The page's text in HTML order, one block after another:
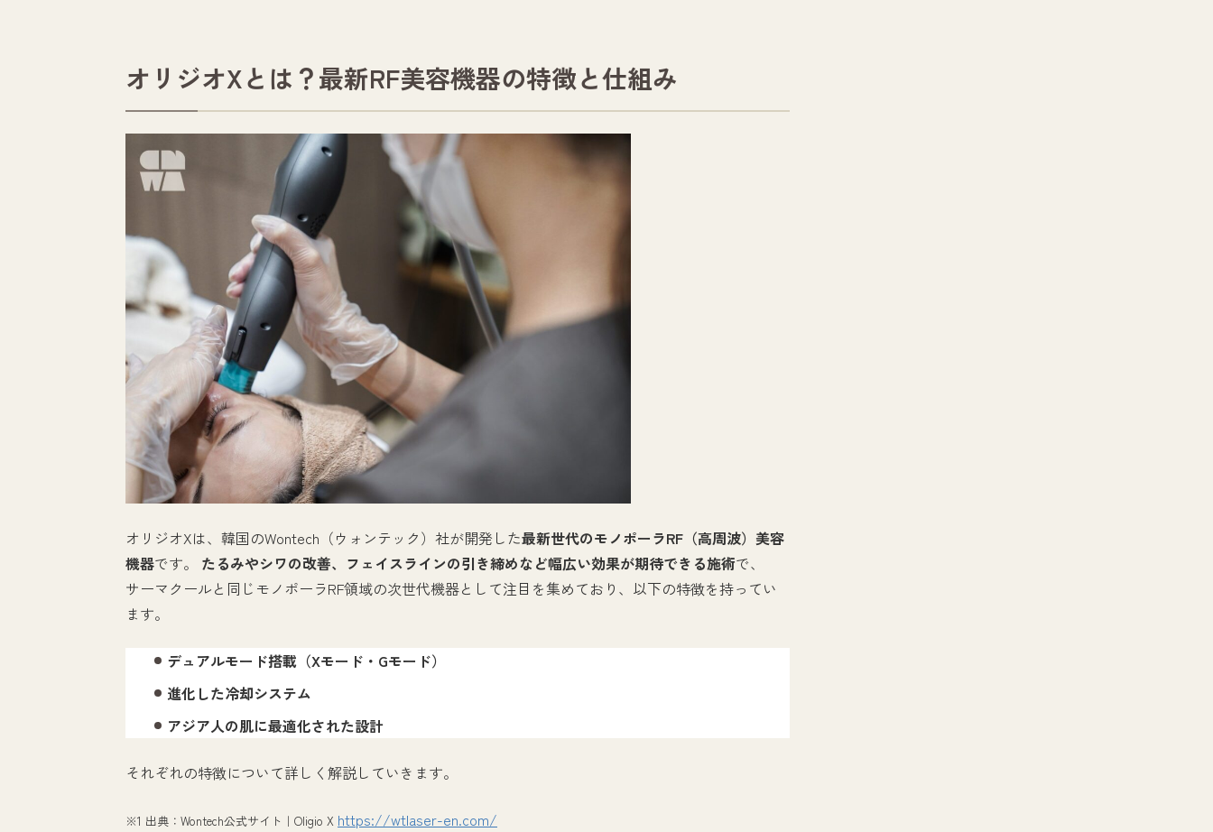
オリジオXとは？最新RF美容機器の特徴と仕組み
オリジオXは、韓国のWontech（ウォンテック）社が開発した最新世代のモノポーラRF（高周波）美容
機器です。 たるみやシワの改善、フェイスラインの引き締めなど幅広い効果が期待できる施術で、
サーマクールと同じモノポーラRF領域の次世代機器として注目を集めており、以下の特徴を持ってい
ます。
デュアルモード搭載（Xモード・Gモード）
進化した冷却システム
アジア人の肌に最適化された設計
それぞれの特徴について詳しく解説していきます。
※1 出典：Wontech公式サイト｜Oligio X https://wtlaser-en.com/